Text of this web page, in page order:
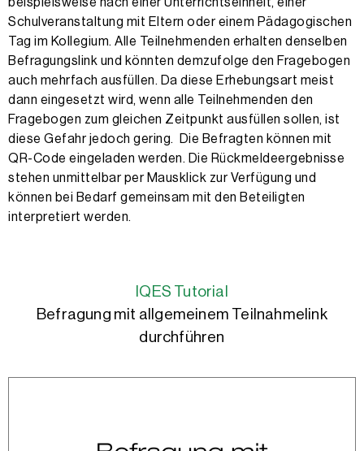
Schulveranstaltung mit Eltern oder einem Pädagogischen
Tag im Kollegium. Alle Teilnehmenden erhalten denselben
Befragungslink und könnten demzufolge den Fragebogen
auch mehrfach ausfüllen. Da diese Erhebungsart meist
dann eingesetzt wird, wenn alle Teilnehmenden den
Fragebogen zum gleichen Zeitpunkt ausfüllen sollen, ist
diese Gefahr jedoch gering. Die Befragten können mit
QR-Code eingeladen werden. Die Rückmeldeergebnisse
stehen unmittelbar per Mausklick zur Verfügung und
können bei Bedarf gemeinsam mit den Beteiligten
interpretiert werden.
IQES Tutorial
Befragung mit allgemeinem Teilnahmelink
durchführen